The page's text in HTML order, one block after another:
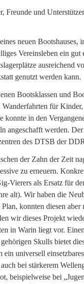
Freunde und
neuen Bootshauses,
Vereinsleben ein gut
ausreichend
genutzt werden kann.
Bootsklassen und
für
in den
angeschafft werden.
des DTSB der
der Zahn der Zeit
zu erneuern.
Vierers als Ersatz für
alt). Wir haben die
konnten diesen
wir dieses Projekt
in Warin liegt vor.
Skulls bietet
universell
bei stärkerem
beispielweise bei